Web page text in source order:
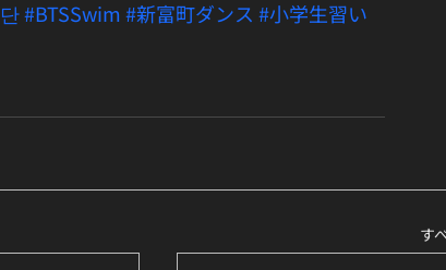
#BTSSwim#新富町ダンス #小学生習い
す